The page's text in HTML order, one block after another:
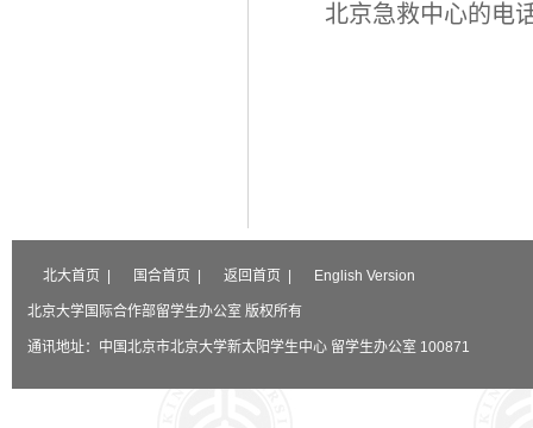
北京急救中心的电
北大首页 国合首页 返回首页 English Version
北京大学国际合作部留学生办公室 版权所有
通讯地址：中国北京市北京大学新太阳学生中心 留学生办公室 100871